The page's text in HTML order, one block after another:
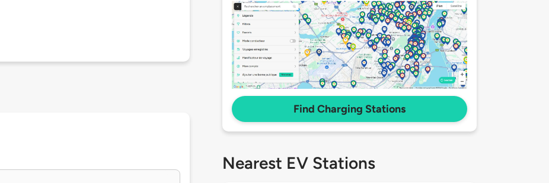
Find Charging Stations
Nearest EV Stations